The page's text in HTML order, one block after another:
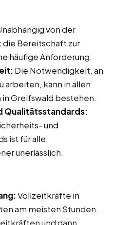
von der
die Bereitschaft zur
häufige Anforderung.
Die Notwendigkeit, an
arbeiten, kann in allen
Greifswald bestehen.
Qualitätsstandards:
und
ist für alle
unerlässlich.
Vollzeitkräfte in
am meisten Stunden,
und dann